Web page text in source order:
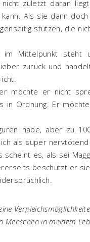
zuletzt daran
Als sie dann
stützen, die
im Mittelpunkt steht
zurück und
möchte er nicht
in Ordnung. Er
habe, aber zu
als super
scheint es, als sei
beschützt er
Menschen in meinem